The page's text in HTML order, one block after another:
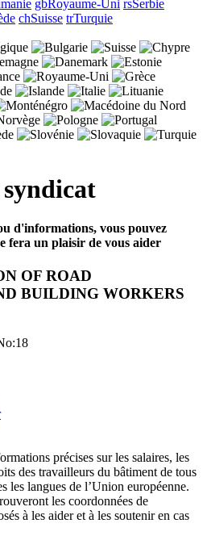
gbRoyaume-Uni rsSerbie
chSuisse trTurquie
d'informations, vous pouvez
fera un plaisir de vous aider
OF ROAD
BUILDING WORKERS
précises sur les salaires, les
des travailleurs du bâtiment de tous
les langues de l’Union européenne.
les coordonnées de
à les aider et à les soutenir en cas